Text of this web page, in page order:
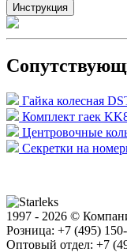
Инструкция
Гайка колесная
Комплект гаек
Центровочные
Секретки на
1997 - 2026 ©
Розница: +7 (495)
Оптовый отдел: +7